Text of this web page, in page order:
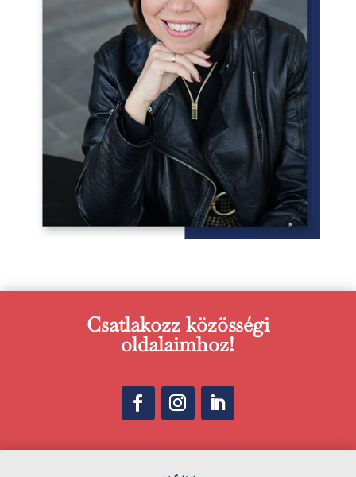
Csatlakozz közösségi
oldalaimhoz!